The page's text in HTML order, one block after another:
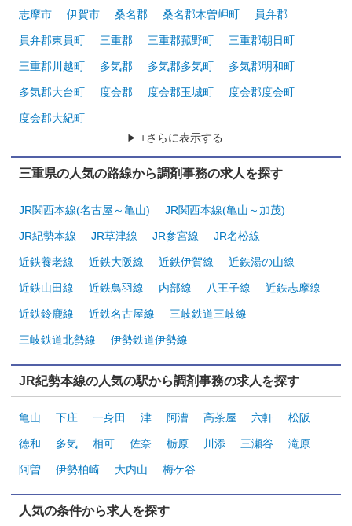
志摩市 伊賀市 桑名郡 桑名郡木曽岬町 員弁郡
員弁郡東員町 三重郡 三重郡菰野町 三重郡朝日町
三重郡川越町 多気郡 多気郡多気町 多気郡明和町
多気郡大台町 度会郡 度会郡玉城町 度会郡度会町
度会郡大紀町
+さらに表示する
三重県の人気の路線から調剤事務の求人を探す
JR関西本線(名古屋～亀山) JR関西本線(亀山～加茂)
JR紀勢本線 JR草津線 JR参宮線 JR名松線
近鉄養老線 近鉄大阪線 近鉄伊賀線 近鉄湯の山線
近鉄山田線 近鉄鳥羽線 内部線 八王子線 近鉄志摩線
近鉄鈴鹿線 近鉄名古屋線 三岐鉄道三岐線
三岐鉄道北勢線 伊勢鉄道伊勢線
JR紀勢本線の人気の駅から調剤事務の求人を探す
亀山 下庄 一身田 津 阿漕 高茶屋 六軒 松阪
徳和 多気 相可 佐奈 栃原 川添 三瀬谷 滝原
阿曽 伊勢柏崎 大内山 梅ケ谷
人気の条件から求人を探す